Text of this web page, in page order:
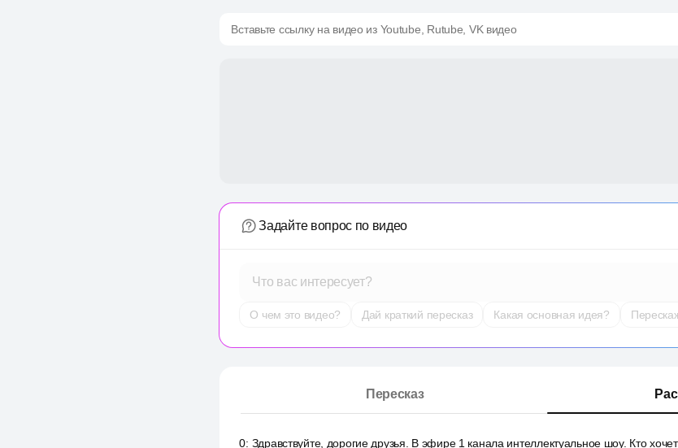
Вставьте ссылку на видео из Youtube, Rutube, VK видео
Задайте вопрос по видео
Что вас интересует?
О чем это видео? Дай краткий пересказ Какая основная идея?
Пересказ
0: Здравствуйте, дорогие друзья. В эфире 1 канала интеллектуальное шоу. Кто